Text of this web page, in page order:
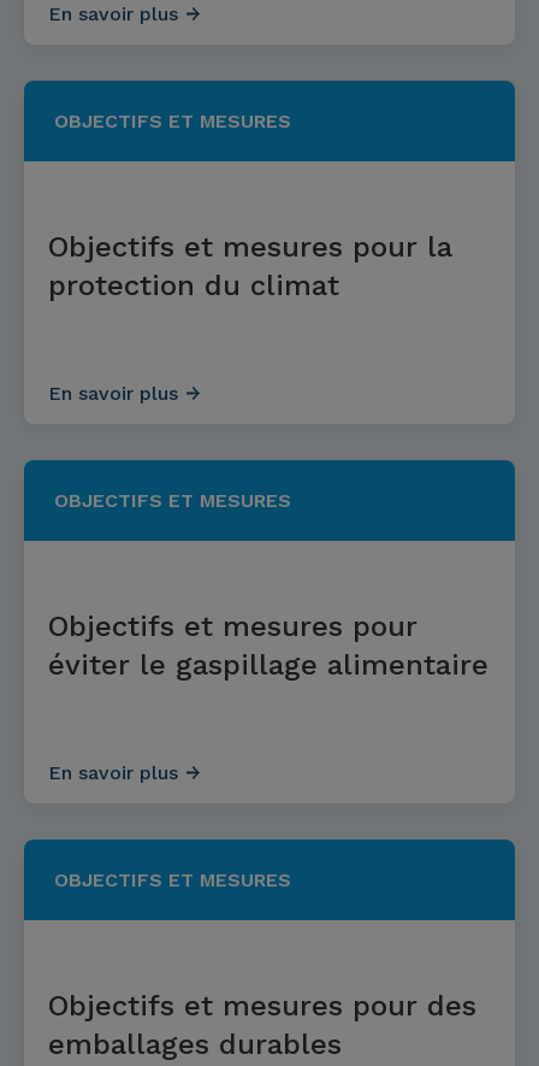
En savoir plus
OBJECTIFS ET MESURES
Objectifs et mesures pour la
protection du climat
En savoir plus
OBJECTIFS ET MESURES
Objectifs et mesures pour
éviter le gaspillage alimentaire
En savoir plus
OBJECTIFS ET MESURES
Objectifs et mesures pour des
emballages durables